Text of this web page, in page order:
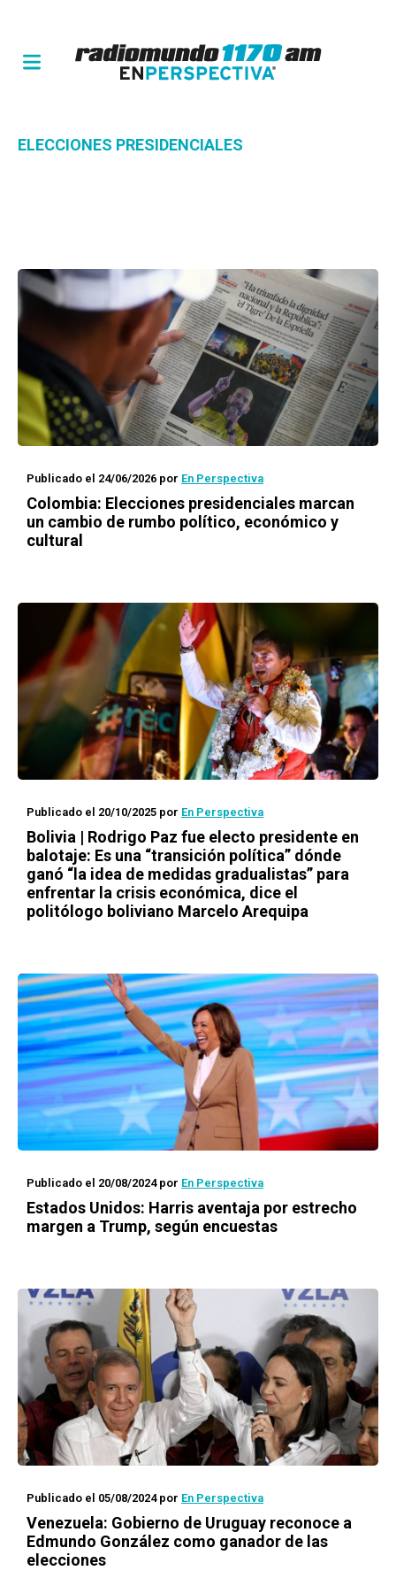
ELECCIONES PRESIDENCIALES
Publicado el 24/06/2026 por En Perspectiva
Colombia: Elecciones presidenciales marcan
un cambio de rumbo político, económico y
cultural
Publicado el 20/10/2025 por En Perspectiva
Bolivia | Rodrigo Paz fue electo presidente en
balotaje: Es una “transición política” dónde
ganó “la idea de medidas gradualistas” para
enfrentar la crisis económica, dice el
politólogo boliviano Marcelo Arequipa
Publicado el 20/08/2024por En Perspectiva
Estados Unidos: Harris aventaja por estrecho
margen a Trump, según encuestas
Publicado el 05/08/2024por En Perspectiva
Venezuela: Gobierno de Uruguay reconoce a
Edmundo González como ganador de las
elecciones